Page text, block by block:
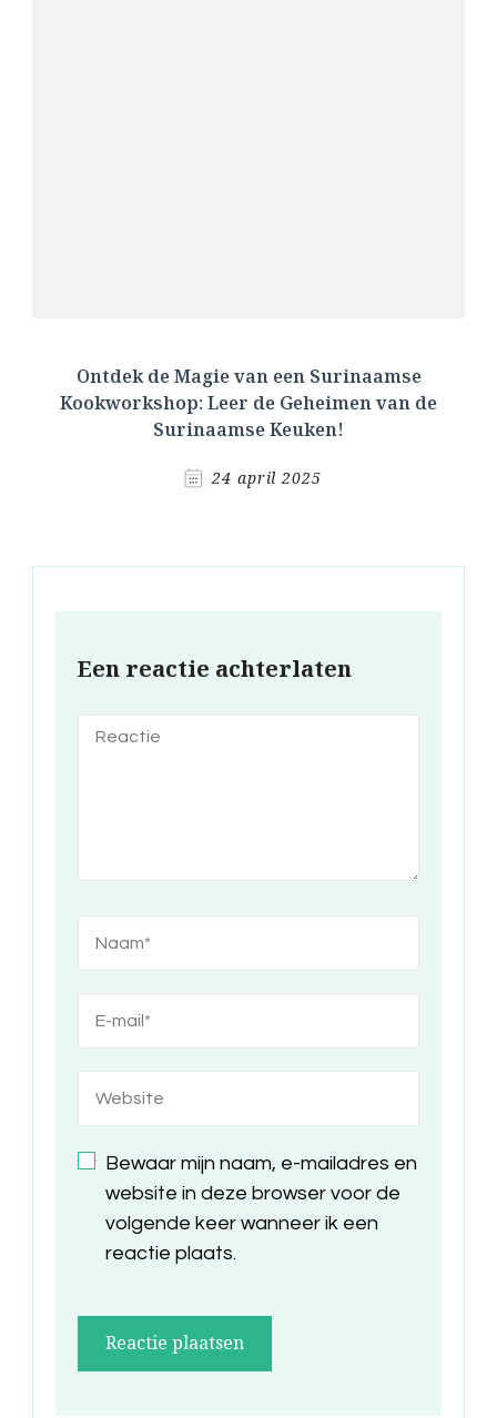
Ontdek de Magie van een Surinaamse
Kookworkshop: Leer de Geheimen van de
Surinaamse Keuken!
24 april 2025
Een reactie achterlaten
Bewaar mijn naam, e-mailadres en
website in deze browser voor de
volgende keer wanneer ik een
reactie plaats.